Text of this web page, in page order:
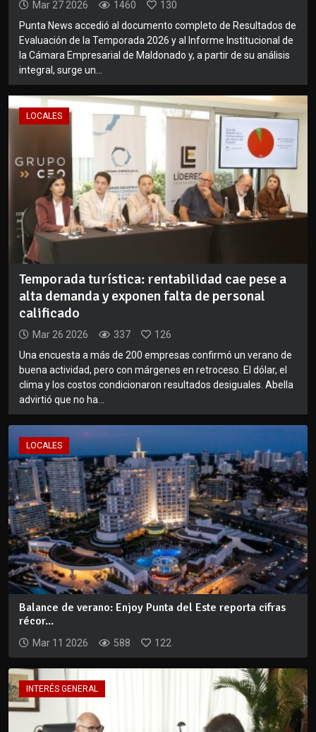
Mar 27 2026 1460
130
Punta News accedió al documento completo de Resultados de
Evaluación de la Temporada 2026 y al Informe Institucional de
la Cámara Empresarial de Maldonado y, a partir de su análisis
integral, surge un...
LOCALES
Temporada turística: rentabilidad cae pese a
alta demanda y exponen falta de personal
calificado
Mar 26 2026 337
126
Una encuesta a más de 200 empresas confirmó un verano de
buena actividad, pero con márgenes en retroceso. El dólar, el
clima y los costos condicionaron resultados desiguales. Abella
advirtió que no ha...
LOCALES
Balance de verano: Enjoy Punta del Este reporta cifras
récor...
Mar 11 2026 588 122
INTERÉS GENERAL